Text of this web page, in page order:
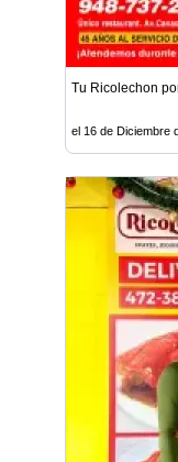
Tu Ricolechon
el 16 de Diciembre